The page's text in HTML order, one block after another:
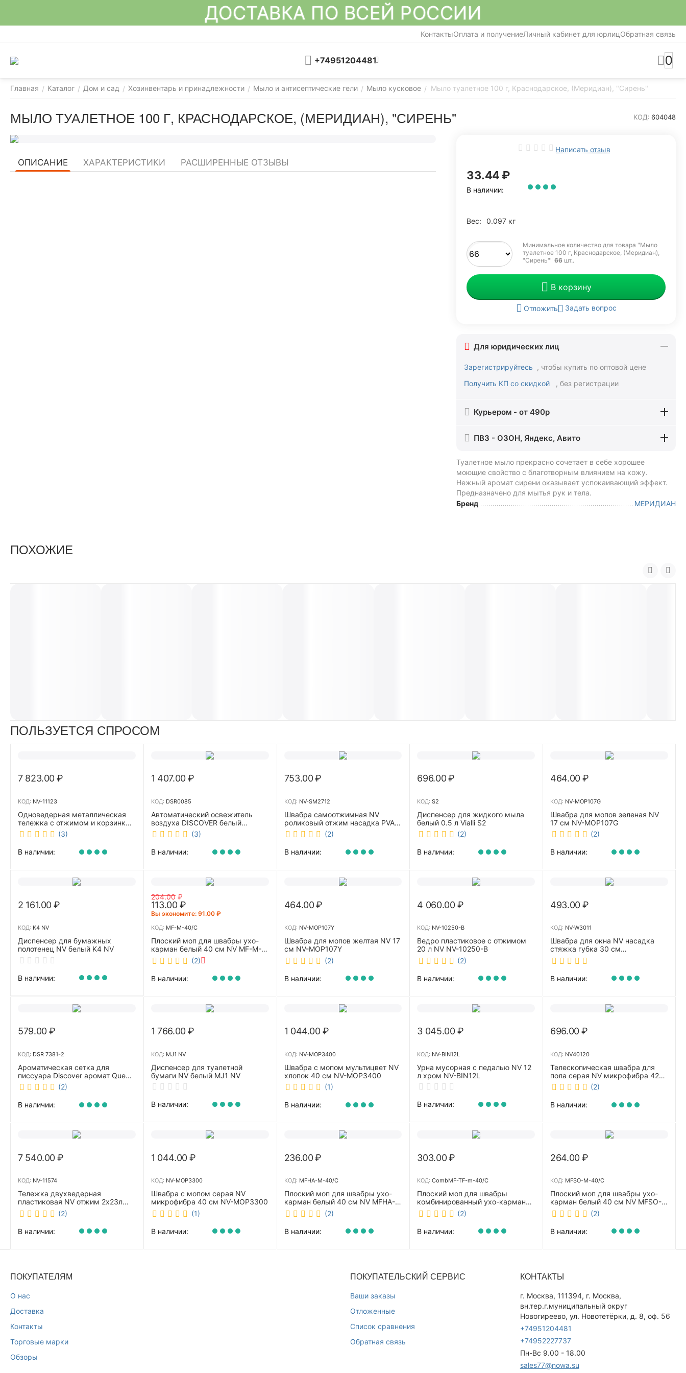
ДОСТАВКА ПО ВСЕЙ РОССИИ
КонтактыОплата и получениеЛичный кабинет для юрлицОбратная связь
+74951204481 0
Главная / Каталог / Дом и сад / Хозинвентарь и принадлежности / Мыло и антисептические гели / Мыло кусковое / Мыло туалетное 100 г, Краснодарское, (Меридиан), "Сирень"
МЫЛО ТУАЛЕТНОЕ 100 Г, КРАСНОДАРСКОЕ, (МЕРИДИАН), "СИРЕНЬ" КОД: 604048
Написать отзыв
33.44 ₽
В наличии:
Вес: 0.097 кг
Минимальное количество для товара "Мыло
туалетное 100 г, Краснодарское, (Меридиан),
"Сирень"" 66 шт..
В корзину
Отложить Задать вопрос
Для юридических лиц
Зарегистрируйтесь , чтобы купить по оптовой цене
Получить КП со скидкой
, без регистрации
Курьером - от 490р
ПВЗ - ОЗОН, Яндекс, Авито
Туалетное мыло прекрасно сочетает в себе хорошее
моющие свойство с благотворным влиянием на кожу.
Нежный аромат сирени оказывает успокаивающий эффект.
Предназначено для мытья рук и тела.
Бренд
МЕРИДИАН
ОПИСАНИЕ ХАРАКТЕРИСТИКИ РАСШИРЕННЫЕ ОТЗЫВЫ
ПОХОЖИЕ
ПОЛЬЗУЕТСЯ СПРОСОМ
7 823.00₽
КОД: NV-11123
Одноведерная металлическая
тележка с отжимом и корзинкой
под химию NV 23 л NV-11123
(3)
В наличии:
1 407.00₽
КОД: DSR0085
Автоматический освежитель
воздуха DISCOVER белый
DSR0085
(3)
В наличии:
753.00₽
КОД: NV-SM2712
Швабра самоотжимная NV
роликовый отжим насадка PVA
27 см телескопическая рукоятка
70-125 см NV-SM2712
(2)
В наличии:
696.00₽
КОД: S2
Диспенсер для жидкого мыла
белый 0.5 л Vialli S2
(2)
В наличии:
464.00₽
КОД: NV-MOP107G
Швабра для мопов зеленая NV
17 см NV-MOP107G
(2)
В наличии:
2 161.00₽
КОД: K4 NV
Диспенсер для бумажных
полотенец NV белый K4 NV
В наличии:
204.00 ₽
113.00 ₽
Вы экономите: 91.00 ₽
КОД: MF-M-40/C
Плоский моп для швабры ухо-
карман белый 40 см NV MF-M-
40/C
(2)
В наличии:
464.00₽
КОД: NV-MOP107Y
Швабра для мопов желтая NV 17
см NV-MOP107Y
(2)
В наличии:
4 060.00 ₽
КОД: NV-10250-B
Ведро пластиковое с отжимом
20 л NV NV-10250-B
(2)
В наличии:
493.00₽
КОД: NV-W3011
Швабра для окна NV насадка
стяжка губка 30 см
телескопическая рукоятка 70-
110 см NV-W3011
В наличии:
579.00₽
КОД: DSR 7381-2
Ароматическая сетка для
писсуара Discover аромат Queen
DSR 7381-2 (2)
В наличии:
1 766.00₽
КОД: MJ1 NV
Диспенсер для туалетной
бумаги NV белый MJ1 NV
В наличии:
1 044.00 ₽
КОД: NV-MOP3400
Швабра с мопом мультицвет NV
хлопок 40 см NV-MOP3400
(1)
В наличии:
3 045.00 ₽
КОД: NV-BIN12L
Урна мусорная с педалью NV 12
л хром NV-BIN12L
В наличии:
696.00₽
КОД: NV40120
Телескопическая швабра для
пола серая NV микрофибра 42
см NV40120(2)
В наличии:
7 540.00₽
КОД: NV-11574
Тележка двухведерная
пластиковая NV отжим 2х23л
NV-11574
(2)
В наличии:
1 044.00₽
КОД: NV-MOP3300
Швабра с мопом серая NV
микрофибра 40 см NV-MOP3300
(1)
В наличии:
236.00₽
КОД: MFHA-M-40/C
Плоский моп для швабры ухо-
карман белый 40 см NV MFHA-
M-40/C
(2)
В наличии:
303.00₽
КОД: CombMF-TF-m-40/C
Плоский моп для швабры
комбинированный ухо-карман
бежевый 40 см NV CombMF-TF-
m-40/C
(2)
В наличии:
264.00₽
КОД: MFSO-M-40/C
Плоский моп для швабры ухо-
карман белый 40 см NV MFSO-
M-40/C
(2)
В наличии:
ПОКУПАТЕЛЯМ
О нас
Доставка
Контакты
Торговые марки
Обзоры
ПОКУПАТЕЛЬСКИЙ СЕРВИС
Ваши заказы
Отложенные
Список сравнения
Обратная связь
КОНТАКТЫ
г. Москва, 111394, г. Москва,
вн.тер.г.муниципальный округ
Новогиреево, ул. Новотетёрки, д. 8, оф. 56
+74951204481
+74952227737
Пн-Вс 9.00 - 18.00
sales77@nowa.su